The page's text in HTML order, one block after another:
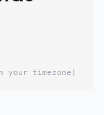
your timezone)